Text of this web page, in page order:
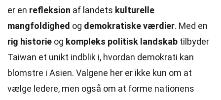
er en refleksion af landets kulturelle
mangfoldighed og demokratiske værdier. Med en
rig historie og kompleks politisk landskab tilbyder
Taiwan et unikt indblik i, hvordan demokrati kan
blomstre i Asien. Valgene her er ikke kun om at
vælge ledere, men også om at forme nationens